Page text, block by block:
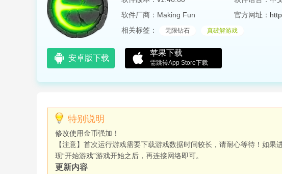
软件厂商：Making Fun
官方网址：
相关标签：
无限钻石 真破解游戏
安卓版下载
苹果下载
需跳转App Store下载
修改使用金币强加！
【注意】首次运行游戏需要下载游戏数据时间较长，请耐心等待！如
现“开始游戏”游戏开始之后，再连接网络即可。
更新内容
特别说明